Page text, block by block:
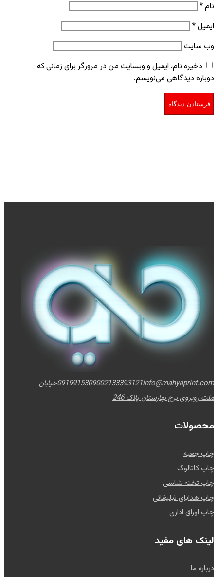
نام*
ایمیل*
وب‌ سایت
ذخیره نام، ایمیل و وبسایت من در مرورگر برای زمانی که
دوباره دیدگاهی می‌نویسم.
0919915309002133393121info@mahyaprint.com
خیابان
ملت روبروی برج بهارستان پلاک 246
محصولات
چاپ جعبه
چاپ کاتالوگ
چاپ تخته شاسی
چاپ هدایای تبلیغاتی
چاپ اوراق اداری
لینک های مفید
درباره ما